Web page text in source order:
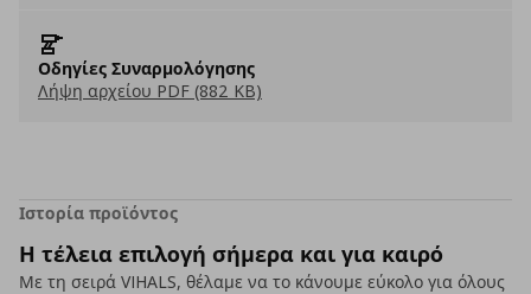
Οδηγίες Συναρμολόγησης
Λήψη αρχείου PDF (882 KB)
Ιστορία προϊόντος
Η τέλεια επιλογή σήμερα και για καιρό
Με τη σειρά VIHALS, θέλαμε να το κάνουμε εύκολο για όλους